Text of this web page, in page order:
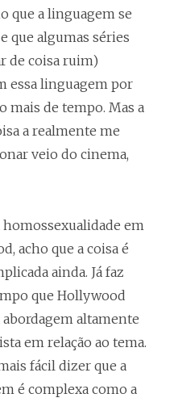
que a linguagem se
que algumas séries
de coisa ruim)
essa linguagem por
mais de tempo. Mas a
a realmente me
veio do cinema,
homossexualidade em
acho que a coisa é
ainda. Já faz
que Hollywood
altamente
em relação ao tema.
fácil dizer que a
é complexa como a